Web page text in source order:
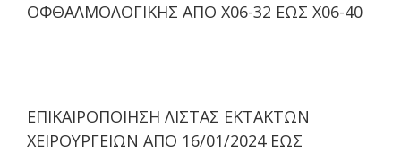
ΟΦΘΑΛΜΟΛΟΓΙΚΗΣ ΑΠΟ Χ06-32 ΕΩΣ Χ06-40
ΕΠΙΚΑΙΡΟΠΟΙΗΣΗ ΛΙΣΤΑΣ ΕΚΤΑΚΤΩΝ
ΧΕΙΡΟΥΡΓΕΙΩΝ ΑΠΟ 16/01/2024 ΕΩΣ